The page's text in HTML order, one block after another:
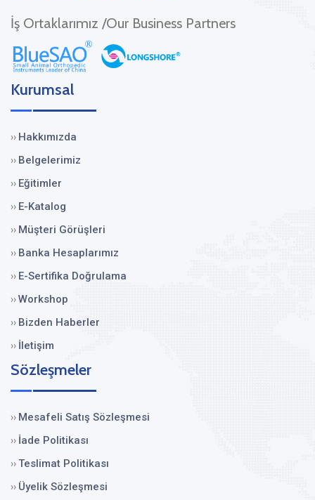
İş Ortaklarımız /Our Business Partners
Kurumsal
›› Hakkımızda
›› Belgelerimiz
›› Eğitimler
›› E-Katalog
›› Müşteri Görüşleri
›› Banka Hesaplarımız
›› E-Sertifika Doğrulama
››Workshop
›› Bizden Haberler
›› İletişim
Sözleşmeler
›› Mesafeli Satış Sözleşmesi
›› İade Politikası
››Teslimat Politikası
›› Üyelik Sözleşmesi